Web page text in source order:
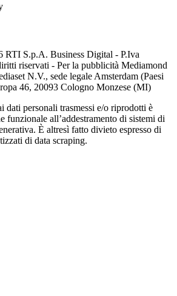
RTI S.p.A. Business Digital - P.Iva
riservati - Per la pubblicità Mediamond
N.V., sede legale Amsterdam (Paesi
46, 20093 Cologno Monzese (MI)
dati personali trasmessi e/o riprodotti è
funzionale all’addestramento di sistemi di
È altresì fatto divieto espresso di
di data scraping.